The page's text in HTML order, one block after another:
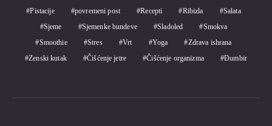
Pistacije
povremeni post Recepti Ribizla
Salata
Sjeme
Sjemenke bundeve Sladoled
Smokva
Smoothie
Stres Vrt Yoga
Zdrava ishrana
Zenski kutak
Čišćenje jetre Čišćenje organizma Đumbir